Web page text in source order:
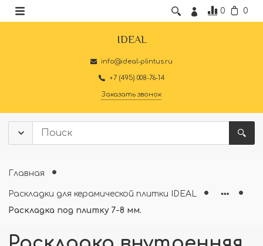
0 0
IDEAL
info@ideal-plintus.ru
+7 (495) 008-76-14
Заказать звонок
Главная
Раскладки для керамической плитки IDEAL
Раскладка под плитку 7-8 мм.